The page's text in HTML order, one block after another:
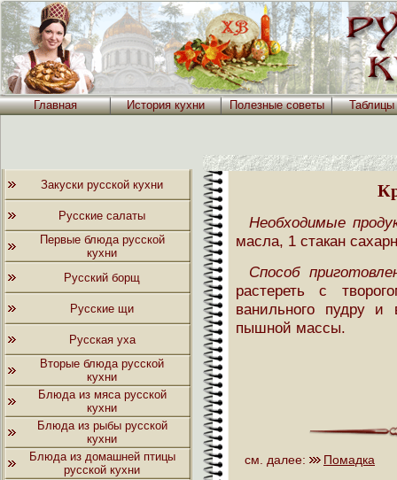
Главная История кухни Полезные советы
Закуски русской кухни
Русские салаты
Первые блюда русской
кухни
Русский борщ
Русские щи
Русская уха
Вторые блюда русской
кухни
Блюда из мяса русской
кухни
Блюда из рыбы русской
кухни
Блюда из домашней птицы
русской кухни
Необходимые
масла, 1 стакан
Способ
растереть с
ванильного пудру и
пышной массы.
см. далее: Помадка